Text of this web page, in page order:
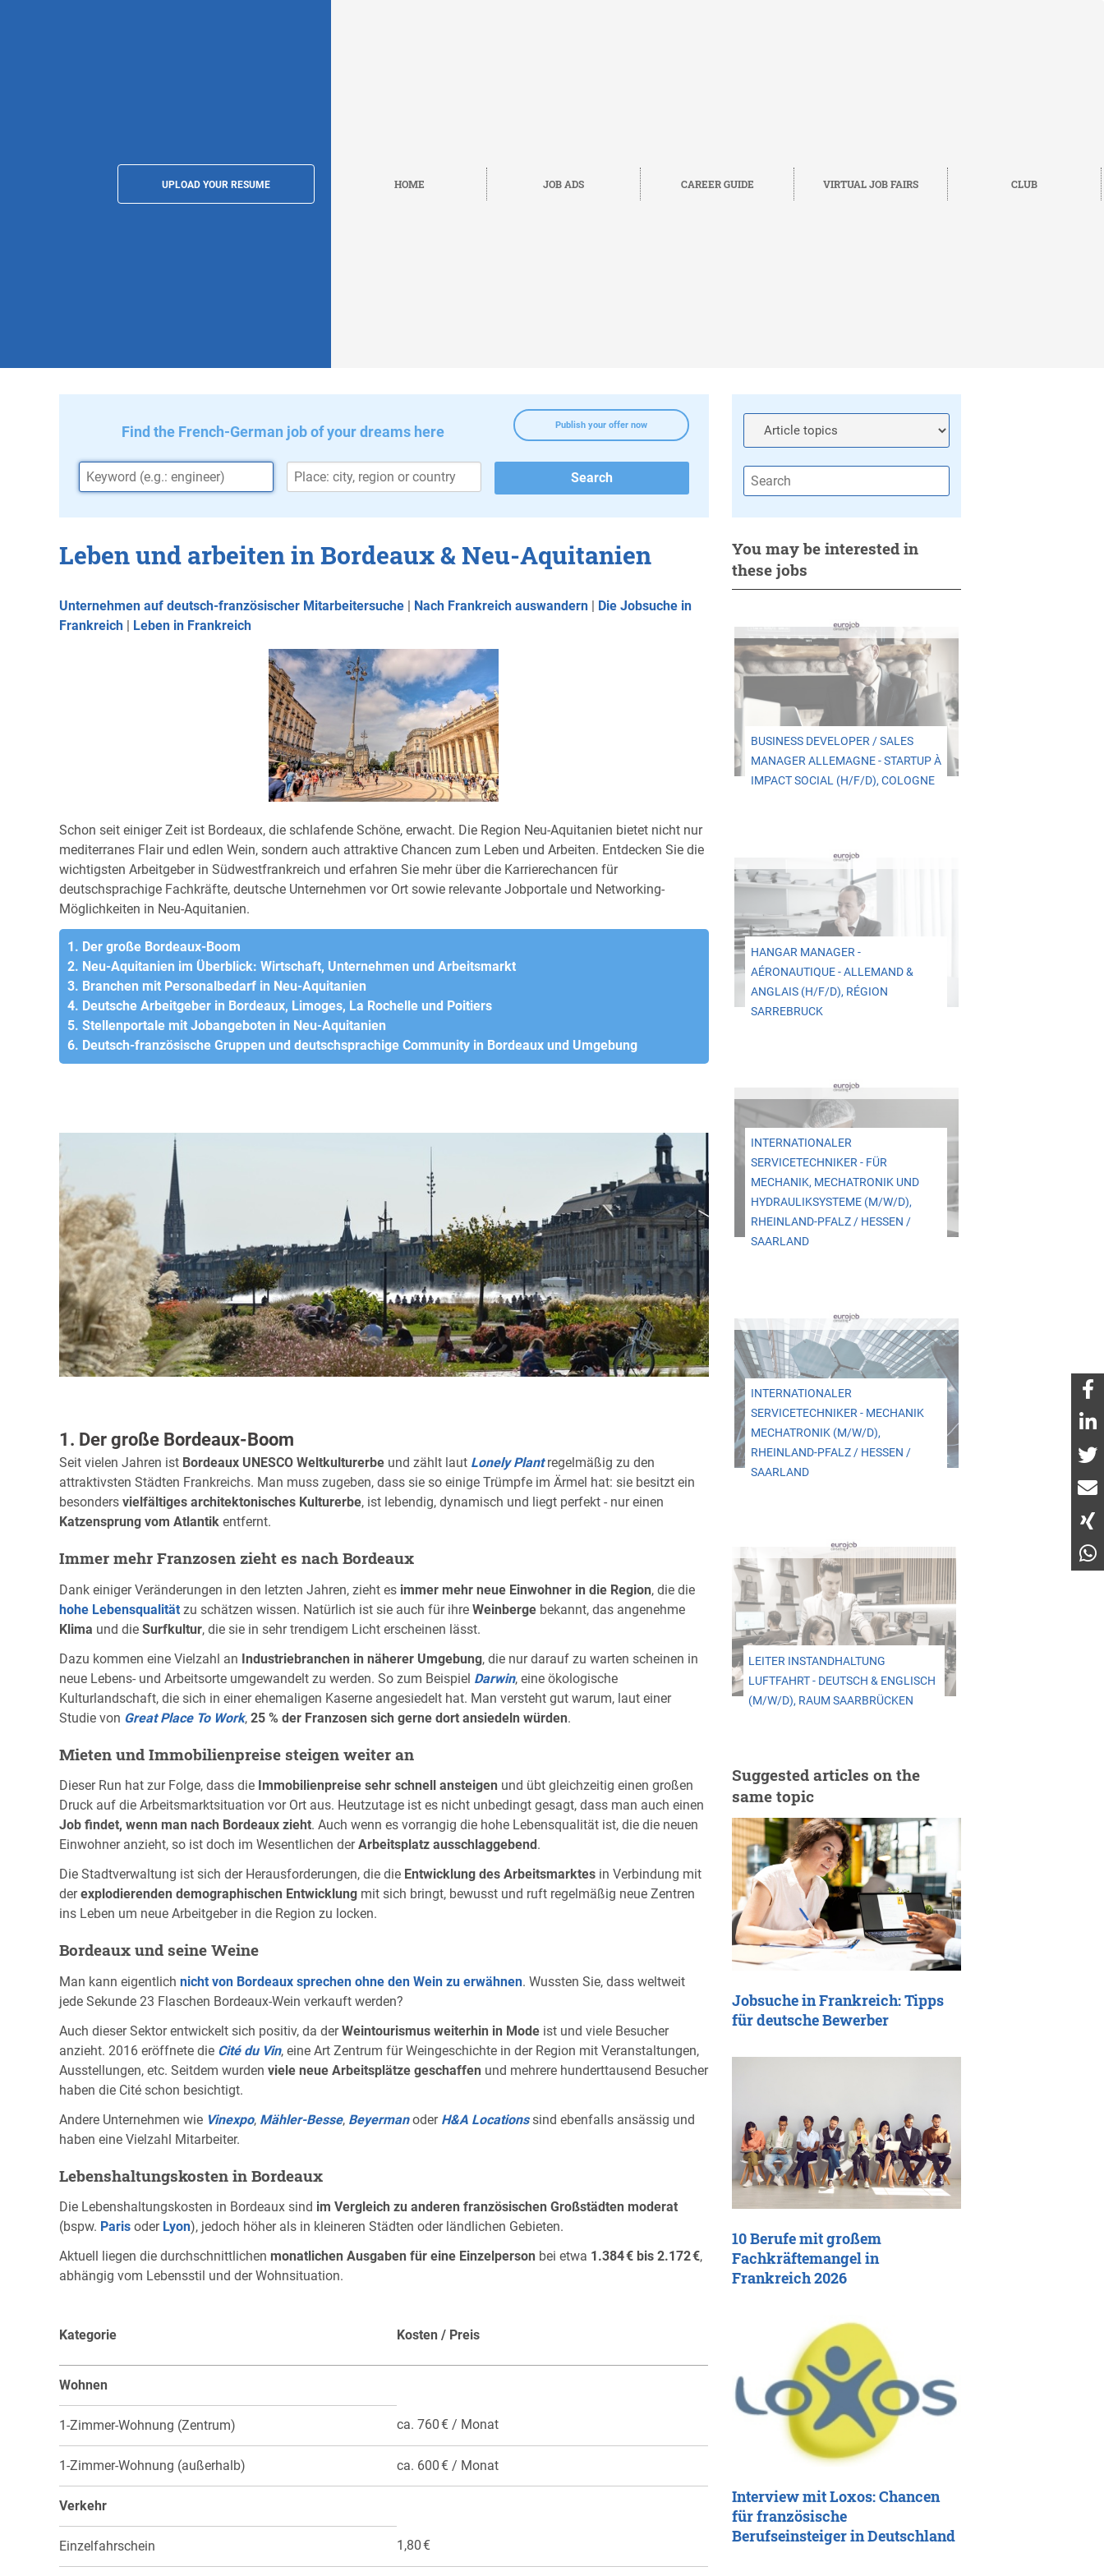
UPLOAD YOUR RESUME HOME JOB ADS CAREER GUIDE VIRTUAL JOB FAIRS CLUB
Publish your offer now
Find the French-German job of your dreams here
Leben und arbeiten in Bordeaux & Neu-Aquitanien
Unternehmen auf deutsch-französischer Mitarbeitersuche | Nach Frankreich auswandern | Die Jobsuche in
Frankreich | Leben in Frankreich
Schon seit einiger Zeit ist Bordeaux, die schlafende Schöne, erwacht. Die Region Neu-Aquitanien bietet nicht nur
mediterranes Flair und edlen Wein, sondern auch attraktive Chancen zum Leben und Arbeiten. Entdecken Sie die
wichtigsten Arbeitgeber in Südwestfrankreich und erfahren Sie mehr über die Karrierechancen für
deutschsprachige Fachkräfte, deutsche Unternehmen vor Ort sowie relevante Jobportale und Networking-
Möglichkeiten in Neu-Aquitanien.
1. Der große Bordeaux-Boom
2. Neu-Aquitanien im Überblick: Wirtschaft, Unternehmen und Arbeitsmarkt
3. Branchen mit Personalbedarf in Neu-Aquitanien
4. Deutsche Arbeitgeber in Bordeaux, Limoges, La Rochelle und Poitiers
5. Stellenportale mit Jobangeboten in Neu-Aquitanien
6. Deutsch-französische Gruppen und deutschsprachige Community in Bordeaux und Umgebung
1. Der große Bordeaux-Boom
Seit vielen Jahren ist Bordeaux UNESCO Weltkulturerbe und zählt laut Lonely Plantregelmäßig zu den
attraktivsten Städten Frankreichs. Man muss zugeben, dass sie so einige Trümpfe im Ärmel hat: sie besitzt ein
besonders vielfältiges architektonisches Kulturerbe, ist lebendig, dynamisch und liegt perfekt - nur einen
Katzensprung vom Atlantik entfernt.
Immer mehr Franzosen zieht es nach Bordeaux
Dank einiger Veränderungen in den letzten Jahren, zieht es immer mehr neue Einwohner in die Region, die die
hohe Lebensqualität zu schätzen wissen. Natürlich ist sie auch für ihre Weinberge bekannt, das angenehme
Klima und die Surfkultur, die sie in sehr trendigem Licht erscheinen lässt.
Dazu kommen eine Vielzahl an Industriebranchen in näherer Umgebung, die nur darauf zu warten scheinen in
neue Lebens- und Arbeitsorte umgewandelt zu werden. So zum Beispiel Darwin, eine ökologische
Kulturlandschaft, die sich in einer ehemaligen Kaserne angesiedelt hat. Man versteht gut warum, laut einer
Studie von Great Place To Work, 25 % der Franzosen sich gerne dort ansiedeln würden.
Mieten und Immobilienpreise steigen weiter an
Dieser Run hat zur Folge, dass die Immobilienpreise sehr schnell ansteigen und übt gleichzeitig einen großen
Druck auf die Arbeitsmarktsituation vor Ort aus. Heutzutage ist es nicht unbedingt gesagt, dass man auch einen
Job findet, wenn man nach Bordeaux zieht. Auch wenn es vorrangig die hohe Lebensqualität ist, die die neuen
Einwohner anzieht, so ist doch im Wesentlichen derArbeitsplatz ausschlaggebend .
Die Stadtverwaltung ist sich der Herausforderungen, die die Entwicklung des Arbeitsmarktes in Verbindung mit
derexplodierenden demographischen Entwicklung mit sich bringt, bewusst und ruft regelmäßig neue Zentren
ins Leben um neue Arbeitgeber in die Region zu locken.
Bordeaux und seine Weine
Man kann eigentlich nicht von Bordeaux sprechen ohne den Wein zu erwähnen. Wussten Sie, dass weltweit
jede Sekunde 23 Flaschen Bordeaux-Wein verkauft werden?
Auch dieser Sektor entwickelt sich positiv, da derWeintourismus weiterhin in Mode ist und viele Besucher
anzieht. 2016 eröffnete die Cité du Vin, eine Art Zentrum für Weingeschichte in der Region mit Veranstaltungen,
Ausstellungen, etc. Seitdem wurden viele neue Arbeitsplätze geschaffen und mehrere hunderttausend Besucher
haben die Cité schon besichtigt.
Andere Unternehmen wie Vinexpo, Mähler-Besse, Beyermanoder H&A Locationssind ebenfalls ansässig und
haben eine Vielzahl Mitarbeiter.
Lebenshaltungskosten in Bordeaux
Die Lebenshaltungskosten in Bordeaux sind im Vergleich zu anderen französischen Großstädten moderat
(bspw. Paris oder Lyon), jedoch höher als in kleineren Städten oder ländlichen Gebieten.
Aktuell liegen die durchschnittlichen monatlichen Ausgaben für eine Einzelperson bei etwa 1.384 € bis 2.172 €,
abhängig vom Lebensstil und der Wohnsituation.
Kategorie Kosten / Preis
Wohnen
1-Zimmer-Wohnung (Zentrum) ca. 760 € / Monat
1-Zimmer-Wohnung (außerhalb) ca. 600 € / Monat
Verkehr
Einzelfahrschein 1,80 €
You may be interested in
these jobs
BUSINESS DEVELOPER / SALES
MANAGER ALLEMAGNE - STARTUP À
IMPACT SOCIAL (H/F/D), COLOGNE
HANGAR MANAGER -
AÉRONAUTIQUE - ALLEMAND &
ANGLAIS (H/F/D), RÉGION
SARREBRUCK
INTERNATIONALER
SERVICETECHNIKER - FÜR
MECHANIK, MECHATRONIK UND
HYDRAULIKSYSTEME (M/W/D),
RHEINLAND-PFALZ / HESSEN /
SAARLAND
INTERNATIONALER
SERVICETECHNIKER - MECHANIK
MECHATRONIK (M/W/D),
RHEINLAND-PFALZ / HESSEN /
SAARLAND
LEITER INSTANDHALTUNG
LUFTFAHRT - DEUTSCH & ENGLISCH
(M/W/D), RAUM SAARBRÜCKEN
Suggested articles on the
same topic
Jobsuche in Frankreich: Tipps
für deutsche Bewerber
10 Berufe mit großem
Fachkräftemangel in
Frankreich 2026
Interview mit Loxos: Chancen
für französische
Berufseinsteiger in Deutschland